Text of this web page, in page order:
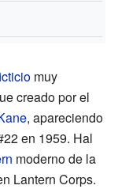
muy
creado por el
, apareciendo
en 1959. Hal
moderno de la
Lantern Corps.